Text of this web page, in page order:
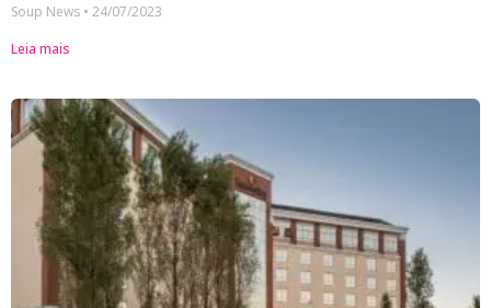
Soup News
24/07/2023
Leia mais